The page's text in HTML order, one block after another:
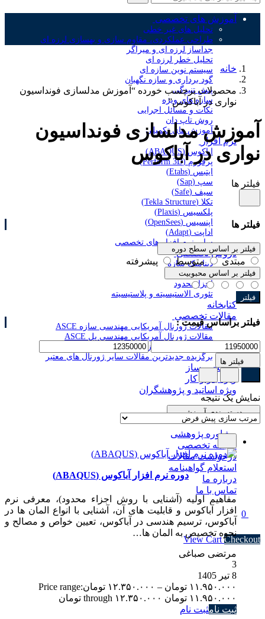
آموزش های تخصصی
تحلیل های غیر خطی
طراحی عملکردی، مقاوم سازی و بهسازی لرزه ای
جداساز لرزه ای و میراگر
تحلیل خطر لرزه ای
سیستم نوین سازه ای
گود برداری و سازه نگهبان
پیش تنیدگی
سازه های ویژه
نکات و مسائل اجرایی
روش تاپ دان
آموزش های تکمیلی
نرم افزار
اباکوس (ABAQUS)
پرفورم (Perform 3D)
ایتبس (Etabs)
سپ (Sap)
سیف (Safe)
تکلا (Tekla Structure)
پلکسیس (Plaxis)
اپنسیس (OpenSees)
اداپت (Adapt)
سایر نرم افزار های تخصصی
دروس تخصصی
دینامیک سازه
دینامیک خاک
اجزا محدود
تئوری الاستیسیته و پلاستیسیته
کتابخانه
مقالات تخصصی
مقالات ژورنال آمریکایی مهندسی سازه ASCE
مقالات ژورنال آمریکایی مهندسی پل ASCE
مجله ساخت و ساز فولادی مدرن AISC
برگزیده جدیدترین مقالات سایر ژورنال های معتبر
ساخت و ساز
ویژه بازار کار
ویژه اساتید و پژوهشگران
دسته بندی آموزشی
مشاوره پژوهشی
ترجمه تخصصی
درخواست مقالات
استعلام گواهینامه
درباره ما
تماس با ما
0
Subtotal ۰ تومان
View CartCheckout
خانه
محصولات برچسب خورده “آموزش مدلسازی فونداسیون
نواری در آباکوس”
آموزش مدلسازی فونداسیون
نواری در آباکوس
فیلتر ها
فیلتر ها
فیلتر بر اساس سطح دوره
مبتدی متوسط پیشرفته
فیلتر بر اساس محبوبیت
فیلتر
فیلتر براساس قیمت :
فیلتر ها
نمایش یک نتیجه
دوره نرم افزار آباکوس (ABAQUS)
مفاهیم اولیه (آشنایی با روش اجزاء محدود)، معرفی نرم
افزار آباکوس و قابلیت های آن، آشنایی با انواع المان ها در
آباکوس، ترسیم هندسی در آباکوس، تعیین خواص و مصالح و
نحوه تخصیص به المان ها…
مرتضی صباغی
3
8 تیر 1405
۱۱.۹۵۰.۰۰۰ تومان – ۱۲.۳۵۰.۰۰۰ تومانPrice range:
۱۱.۹۵۰.۰۰۰ تومان through ۱۲.۳۵۰.۰۰۰ تومان
ثبت نامثبت نام